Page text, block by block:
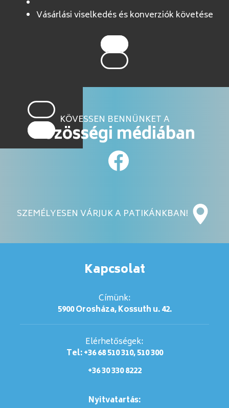
Vásárlási viselkedés és konverziók követése
KÖVESSEN BENNÜNKET A
közösségi médiában
SZEMÉLYESEN VÁRJUK A PATIKÁNKBAN!
Kapcsolat
Címünk:
5900 Orosháza, Kossuth u. 42.
Elérhetőségek:
Tel: +36 68 510 310, 510 300
+36 30 330 8222
Nyitvatartás: